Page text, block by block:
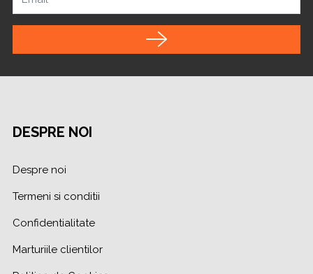
DESPRE NOI
Despre noi
Termeni si conditii
Confidentialitate
Marturiile clientilor